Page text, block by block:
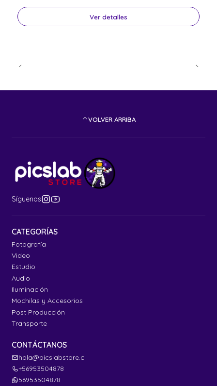
Ver detalles
VOLVER ARRIBA
Síguenos
CATEGORÍAS
Fotografía
Video
Estudio
Audio
Iluminación
Mochilas y Accesorios
Post Producción
Transporte
CONTÁCTANOS
hola@picslabstore.cl
+56953504878
56953504878